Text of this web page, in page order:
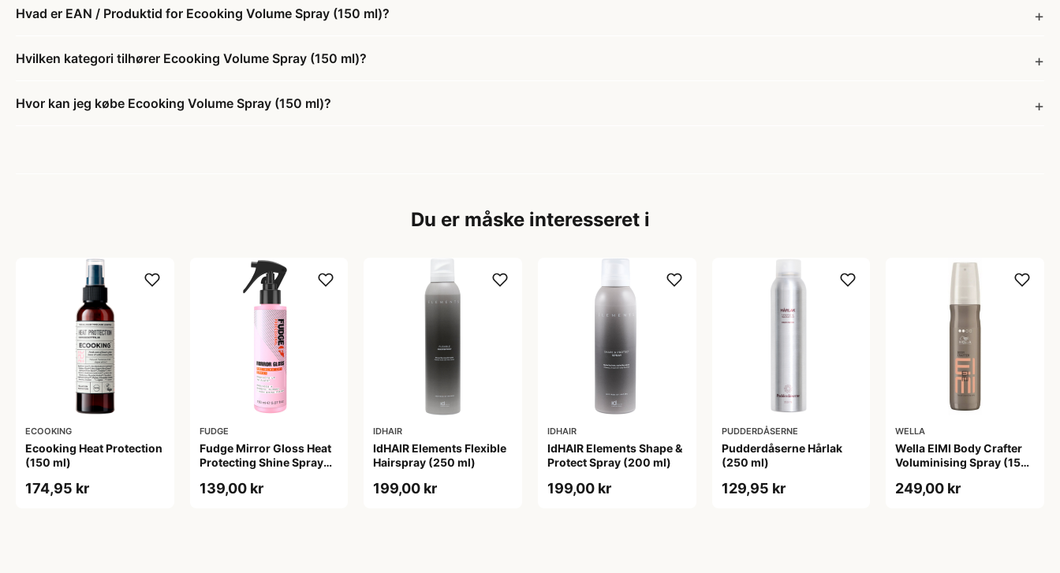
Hvad er EAN / Produktid for Ecooking Volume Spray (150 ml)?
Hvilken kategori tilhører Ecooking Volume Spray (150 ml)?
Hvor kan jeg købe Ecooking Volume Spray (150 ml)?
Du er måske interesseret i
ECOOKING
Ecooking Heat Protection
(150 ml)
174,95 kr
FUDGE
Fudge Mirror Gloss Heat
Protecting Shine Spray
139,00 kr
IDHAIR
IdHAIR Elements Flexible
Hairspray (250 ml)
199,00 kr
IDHAIR
IdHAIR Elements Shape &
Protect Spray (200 ml)
199,00 kr
PUDDERDÅSERNE
Pudderdåserne Hårlak
(250 ml)
129,95 kr
WELLA
Wella EIMI Body Crafter
Voluminising Spray (150
249,00 kr